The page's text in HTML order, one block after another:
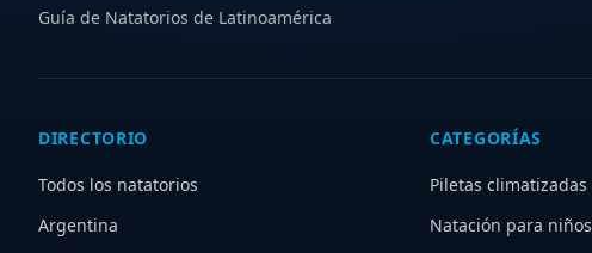
Mérida
GBA Oeste
Puerto Montt
Guía de Natatorios de Latinoamérica
DIRECTORIO
Todos los natatorios
Argentina
CATEGORÍAS
Piletas climatizadas
Natación para niños